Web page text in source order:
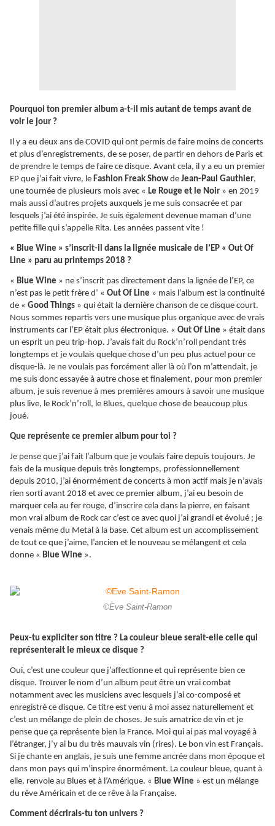
Pourquoi ton premier album a-t-il mis autant de temps avant de
voir le jour ?
Il y a eu deux ans de COVID qui ont permis de faire moins de concerts
et plus d’enregistrements, de se poser, de partir en dehors de Paris et
de prendre le temps de faire ce disque. Avant cela, il y a eu un premier
EP que j’ai fait vivre, le Fashion Freak Show de Jean-Paul Gauthier,
une tournée de plusieurs mois avec « Le Rouge et le Noir » en 2019
mais aussi d’autres projets auxquels je me suis consacrée et par
lesquels j’ai été inspirée. Je suis également devenue maman d’une
petite fille qui s’appelle Rita. Les années passent vite !
« Blue Wine » s’inscrit-il dans la lignée musicale de l’EP « Out Of
Line » paru au printemps 2018 ?
« Blue Wine » ne s’inscrit pas directement dans la lignée de l’EP, ce
n’est pas le petit frère d’ « Out Of Line » mais l’album est la continuité
de « Good Things » qui était la dernière chanson de ce disque court.
Nous sommes repartis vers une musique plus organique avec de vrais
instruments car l’EP était plus électronique. « Out Of Line » était dans
un esprit un peu trip-hop. J’avais fait du Rock’n’roll pendant très
longtemps et je voulais quelque chose d’un peu plus actuel pour ce
disque-là. Je ne voulais pas forcément aller là où l’on m’attendait, je
me suis donc essayée à autre chose et finalement, pour mon premier
album, je suis revenue à mes premières amours à savoir une musique
plus live, le Rock’n’roll, le Blues, quelque chose de beaucoup plus
joué.
Que représente ce premier album pour toi ?
Je pense que j’ai fait l’album que je voulais faire depuis toujours. Je
fais de la musique depuis très longtemps, professionnellement
depuis 2010, j’ai énormément de concerts à mon actif mais je n’avais
rien sorti avant 2018 et avec ce premier album, j’ai eu besoin de
marquer cela au fer rouge, d’inscrire cela dans la pierre, en faisant
mon vrai album de Rock car c’est ce avec quoi j’ai grandi et évolué ; je
venais même du Metal à la base. Cet album est un accomplissement
de tout ce que j’aime, l’ancien et le nouveau se mélangent et cela
donne « Blue Wine ».
©Eve Saint-Ramon
Peux-tu expliciter son titre ? La couleur bleue serait-elle celle qui
représenterait le mieux ce disque ?
Oui, c’est une couleur que j’affectionne et qui représente bien ce
disque. Trouver le nom d’un album peut être un vrai combat
notamment avec les musiciens avec lesquels j’ai co-composé et
enregistré ce disque. Ce titre est venu à moi assez naturellement et
c’est un mélange de plein de choses. Je suis amatrice de vin et je
pense que ça représente bien la France. Moi qui ai pas mal voyagé à
l’étranger, j’y ai bu du très mauvais vin (rires). Le bon vin est Français.
Si je chante en anglais, je suis une femme ancrée dans mon époque et
dans mon pays qui m’inspire énormément. La couleur bleue, quant à
elle, renvoie au Blues et à l’Amérique. « Blue Wine » est un mélange
du rêve Américain et de ce rêve à la Française.
Comment décrirais-tu ton univers ?